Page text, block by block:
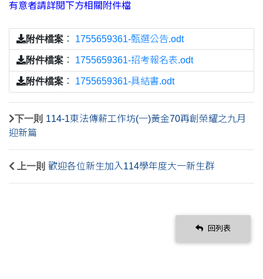
有意者請詳閱下方相關附件檔
附件檔案 ： 1755659361-甄選公告.odt
附件檔案 ： 1755659361-招考報名表.odt
附件檔案 ： 1755659361-具結書.odt
下一則 114-1東法傳薪工作坊(一)黃金70再創榮耀之九月
迎新篇
上一則 歡迎各位新生加入114學年度大一新生群
回列表